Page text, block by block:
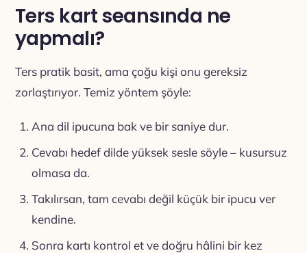
Ters kart seansında ne
yapmalı?
Ters pratik basit, ama çoğu kişi onu gereksiz
zorlaştırıyor. Temiz yöntem şöyle:
Ana dil ipucuna bak ve bir saniye dur.
Cevabı hedef dilde yüksek sesle söyle – kusursuz
olmasa da.
Takılırsan, tam cevabı değil küçük bir ipucu ver
kendine.
Sonra kartı kontrol et ve doğru hâlini bir kez